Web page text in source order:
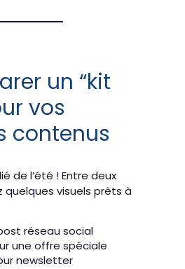
un “kit
vos
contenus
de l’été ! Entre deux
quelques visuels prêts à
réseau social
une offre spéciale
newsletter